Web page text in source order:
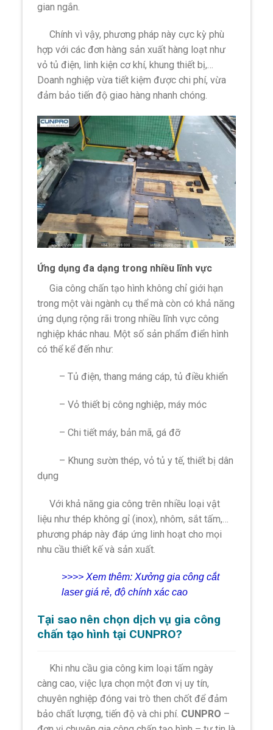
gian ngắn.
Chính vì vậy, phương pháp này cực kỳ phù
hợp với các đơn hàng sản xuất hàng loạt như
vỏ tủ điện, linh kiện cơ khí, khung thiết bị,…
Doanh nghiệp vừa tiết kiệm được chi phí, vừa
đảm bảo tiến độ giao hàng nhanh chóng.
Ứng dụng đa dạng trong nhiều lĩnh vực
Gia công chấn tạo hình không chỉ giới hạn
trong một vài ngành cụ thể mà còn có khả năng
ứng dụng rộng rãi trong nhiều lĩnh vực công
nghiệp khác nhau. Một số sản phẩm điển hình
có thể kể đến như:
– Tủ điện, thang máng cáp, tủ điều khiển
– Vỏ thiết bị công nghiệp, máy móc
– Chi tiết máy, bản mã, gá đỡ
– Khung sườn thép, vỏ tủ y tế, thiết bị dân
dụng
Với khả năng gia công trên nhiều loại vật
liệu như thép không gỉ (inox), nhôm, sắt tấm,…
phương pháp này đáp ứng linh hoạt cho mọi
nhu cầu thiết kế và sản xuất.
>>>> Xem thêm:Xưởng gia công cắt
laser giá rẻ, độ chính xác cao
Tại sao nên chọn dịch vụ gia công
chấn tạo hình tại CUNPRO?
Khi nhu cầu gia công kim loại tấm ngày
càng cao, việc lựa chọn một đơn vị uy tín,
chuyên nghiệp đóng vai trò then chốt để đảm
bảo chất lượng, tiến độ và chi phí. CUNPRO –